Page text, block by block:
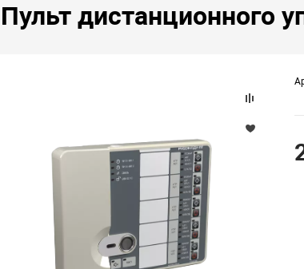
для
Пульт дистанционного